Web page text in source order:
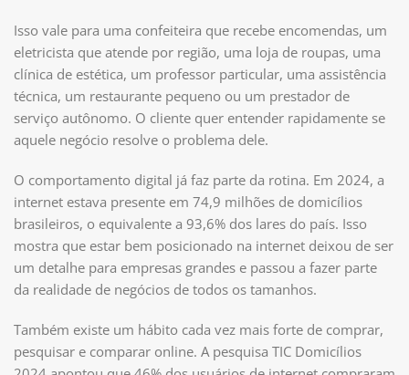
Isso vale para uma confeiteira que recebe encomendas, um
eletricista que atende por região, uma loja de roupas, uma
clínica de estética, um professor particular, uma assistência
técnica, um restaurante pequeno ou um prestador de
serviço autônomo. O cliente quer entender rapidamente se
aquele negócio resolve o problema dele.
O comportamento digital já faz parte da rotina. Em 2024, a
internet estava presente em 74,9 milhões de domicílios
brasileiros, o equivalente a 93,6% dos lares do país. Isso
mostra que estar bem posicionado na internet deixou de ser
um detalhe para empresas grandes e passou a fazer parte
da realidade de negócios de todos os tamanhos.
Também existe um hábito cada vez mais forte de comprar,
pesquisar e comparar online. A pesquisa TIC Domicílios